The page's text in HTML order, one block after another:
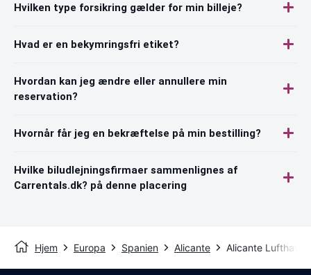
Hvilken type forsikring gælder for min billeje?
Hvad er en bekymringsfri etiket?
Hvordan kan jeg ændre eller annullere min
reservation?
Hvornår får jeg en bekræftelse på min bestilling?
Hvilke biludlejningsfirmaer sammenlignes af
Carrentals.dk? på denne placering
Hjem Europa Spanien Alicante Alicante Lufthavn